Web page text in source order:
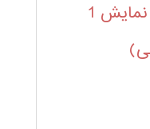
لینک دانلود پیش نمایش 1